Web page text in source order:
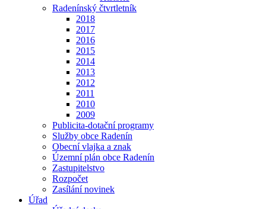
Radenínský čtvrtletník
2018
2017
2016
2015
2014
2013
2012
2011
2010
2009
Publicita-dotační programy
Služby obce Radenín
Obecní vlajka a znak
Územní plán obce Radenín
Zastupitelstvo
Rozpočet
Zasílání novinek
Úřad